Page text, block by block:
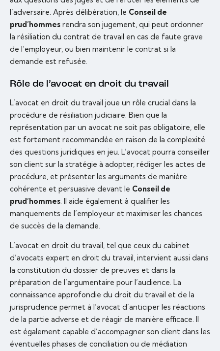
l’adversaire. Après délibération, le Conseil de
prud’hommes rendra son jugement, qui peut ordonner
la résiliation du contrat de travail en cas de faute grave
de l’employeur, ou bien maintenir le contrat si la
demande est refusée.
Rôle de l’avocat en droit du travail
L’avocat en droit du travail joue un rôle crucial dans la
procédure de résiliation judiciaire. Bien que la
représentation par un avocat ne soit pas obligatoire, elle
est fortement recommandée en raison de la complexité
des questions juridiques en jeu. L’avocat pourra conseiller
son client sur la stratégie à adopter, rédiger les actes de
procédure, et présenter les arguments de manière
cohérente et persuasive devant le Conseil de
prud’hommes. Il aide également à qualifier les
manquements de l’employeur et maximiser les chances
de succès de la demande.
L’avocat en droit du travail, tel que ceux du cabinet
d’avocats expert en droit du travail, intervient aussi dans
la constitution du dossier de preuves et dans la
préparation de l’argumentaire pour l’audience. La
connaissance approfondie du droit du travail et de la
jurisprudence permet à l’avocat d’anticiper les réactions
de la partie adverse et de réagir de manière efficace. Il
est également capable d’accompagner son client dans les
éventuelles phases de conciliation ou de médiation